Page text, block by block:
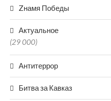
Zнамя Победы
Актуальное
(29 000)
Антитеррор
Битва за Кавказ